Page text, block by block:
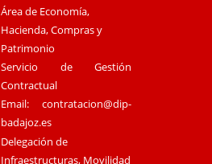
Área de Economía,
Hacienda, Compras y
Patrimonio
Servicio de Gestión
Contractual
Email:contratacion@dip-
badajoz.es
Delegación de
Infraestructuras, Movilidad